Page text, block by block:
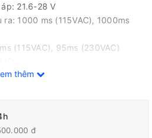
21.6-28 V
1000 ms (115VAC), 1000ms
(115VAC), 95ms (230VAC)
thêm
đ